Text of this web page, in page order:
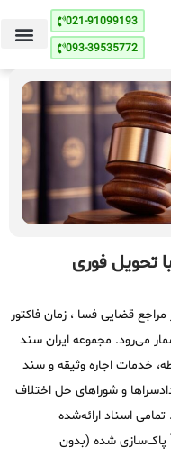
021-91099193
093-39535772
تحویل فوری
قضایی فسا ، زمان فاکتور
می‌رود. مجموعه ایران سند
خدمات اجاره وثیقه و سند
و شوراهای حل اختلاف
اسناد ارائه‌شده
پاک‌سازی شده (بدون